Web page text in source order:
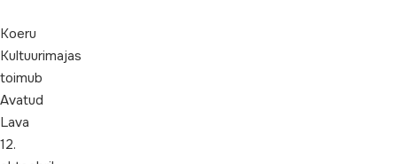
Koeru
Kultuurimajas
toimub
Avatud
Lava
12.